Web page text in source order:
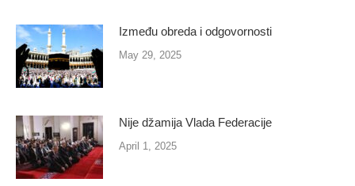
Između obreda i odgovornosti
May 29, 2025
Nije džamija Vlada Federacije
April 1, 2025